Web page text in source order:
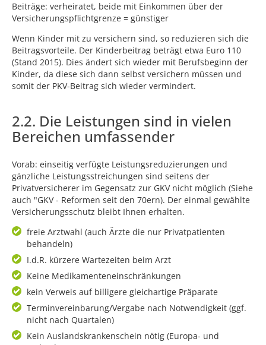
Beiträge: verheiratet, beide mit Einkommen über der
Versicherungspflichtgrenze = günstiger
Wenn Kinder mit zu versichern sind, so reduzieren sich die
Beitragsvorteile. Der Kinderbeitrag beträgt etwa Euro 110
(Stand 2015). Dies ändert sich wieder mit Berufsbeginn der
Kinder, da diese sich dann selbst versichern müssen und
somit der PKV-Beitrag sich wieder vermindert.
2.2. Die Leistungen sind in vielen
Bereichen umfassender
Vorab: einseitig verfügte Leistungsreduzierungen und
gänzliche Leistungsstreichungen sind seitens der
Privatversicherer im Gegensatz zur GKV nicht möglich (Siehe
auch "GKV - Reformen seit den 70ern). Der einmal gewählte
Versicherungsschutz bleibt Ihnen erhalten.
freie Arztwahl (auch Ärzte die nur Privatpatienten
behandeln)
I.d.R. kürzere Wartezeiten beim Arzt
Keine Medikamenteneinschränkungen
kein Verweis auf billigere gleichartige Präparate
Terminvereinbarung/Vergabe nach Notwendigkeit (ggf.
nicht nach Quartalen)
Kein Auslandskrankenschein nötig (Europa- und